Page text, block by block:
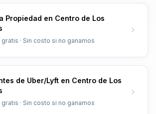
Propiedad en Centro de Los
· Sin costo si no ganamos
de Uber/Lyft en Centro de Los
· Sin costo si no ganamos